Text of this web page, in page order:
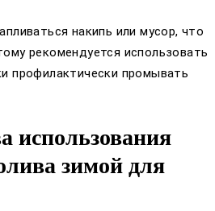
накипь или мусор, что
рекомендуется использовать
профилактически промывать
использования
зимой для